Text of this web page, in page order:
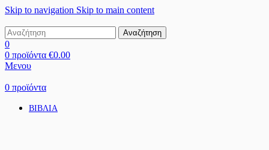
Skip to navigation Skip to main content
Αναζήτηση
0
0 προϊόντα €0.00
Μενου
0 προϊόντα
ΒΙΒΛΙΑ